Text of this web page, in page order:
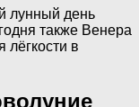
лунный день
также Венера
лёгкости в